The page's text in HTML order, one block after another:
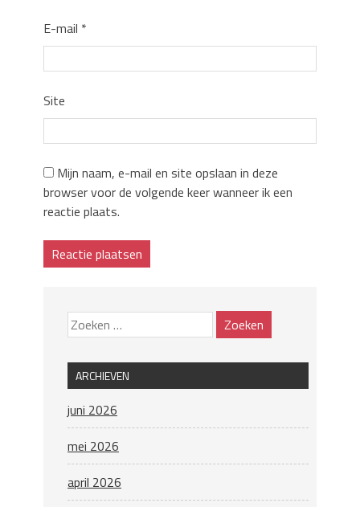
E-mail *
Site
Mijn naam, e-mail en site opslaan in deze
browser voor de volgende keer wanneer ik een
reactie plaats.
ARCHIEVEN
juni 2026
mei 2026
april 2026